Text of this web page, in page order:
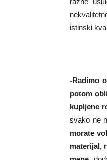
istinski
-Radimo
potom
kupljene
svako ne
morate
materijal,